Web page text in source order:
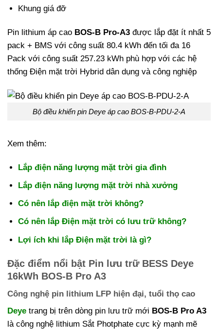
Khung giá đỡ
Pin lithium áp cao BOS-B Pro-A3 được lắp đặt ít nhất 5
pack + BMS với công suất 80.4 kWh đến tối đa 16
Pack với công suất 257.23 kWh phù hợp với các hệ
thống Điện mặt trời Hybrid dân dụng và công nghiệp
Bộ điều khiển pin Deye áp cao BOS-B-PDU-2-A
Xem thêm:
Lắp điện năng lượng mặt trời gia đình
Lắp điện năng lượng mặt trời nhà xưởng
Có nên lắp điện mặt trời không?
Có nên lắp Điện mặt trời có lưu trữ không?
Lợi ích khi lắp Điện mặt trời là gì?
Đặc điểm nổi bật Pin lưu trữ BESS Deye
16kWh BOS-B Pro A3
Công nghệ pin lithium LFP hiện đại, tuổi thọ cao
Deye trang bị trên dòng pin lưu trữ mới BOS-B Pro A3
là công nghệ lithium Sắt Photphate cực kỳ mạnh mẽ